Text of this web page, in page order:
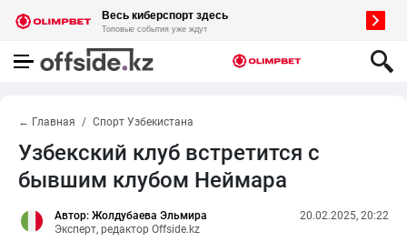
← Главная Спорт Узбекистана
Узбекский клуб встретится с
бывшим клубом Неймара
Автор: Жолдубаева Эльмира
Эксперт, редактор Offside.kz
20.02.2025, 20:22